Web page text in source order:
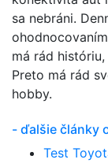
sa nebráni.
má rád
Preto má rád
hobby.
- ďalšie články
Test